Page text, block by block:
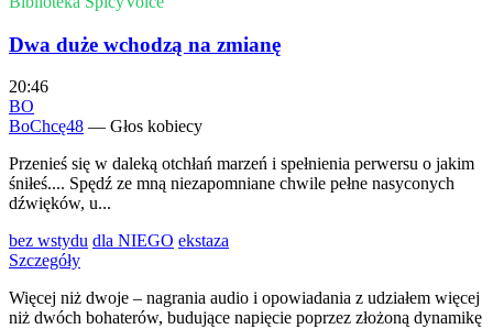
Dwa duże wchodzą na zmianę
20:46
BO
BoChcę48 — Głos kobiecy
Przenieś się w daleką otchłań marzeń i spełnienia perwersu o jakim
śniłeś.... Spędź ze mną niezapomniane chwile pełne nasyconych
dźwięków, u...
bez wstydu dla NIEGO ekstaza
Szczegóły
Więcej niż dwoje – nagrania audio i opowiadania z udziałem więcej
niż dwóch bohaterów, budujące napięcie poprzez złożoną dynamikę